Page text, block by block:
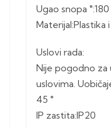
Ugao snopa °:180
Materijal:Plastika
Uslovi rada:
Nije pogodno
uslovima.
45 °
IP zastita:IP20